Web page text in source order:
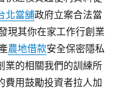
北當舖政府立案合法當
現其你在家工作行創業
農地借款安全保密隱私
業的相關我們的訓練所
費用鼓勵投資者拉人加